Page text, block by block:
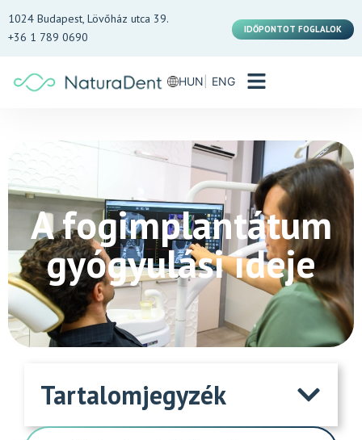
1024 Budapest, Lövőház utca 39.
+36 1 789 0690
IDŐPONTOT FOGLALOK
HUN ENG
A fogimplantátum
gyógyulási ideje
Tartalomjegyzék